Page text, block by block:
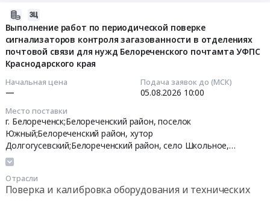
сигнализации, пожароохранных, контрольно-
пропускных систем и оборудования
Выполнение работ по периодической поверке
сигнализаторов контроля загазованности в отделениях
почтовой связи для нужд Белореченского почтамта УФПС
Краснодарского края
Начальная цена
—
Подача заявок до (МСК)
05.08.2026 10:00
Место поставки
г. Белореченск;Белореченский район, поселок
Южный;Белореченский район, хутор
Долгогусевский;Белореченский район, село Школьное,
Краснодарский край
Отрасли
Поверка и калибровка оборудования и технических